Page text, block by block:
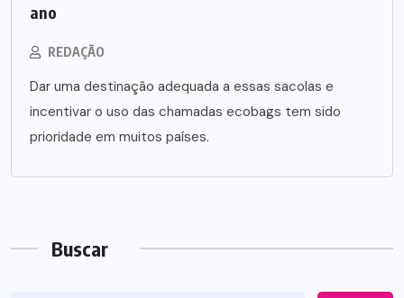
ano
REDAÇÃO
Dar uma destinação adequada a essas sacolas e
incentivar o uso das chamadas ecobags tem sido
prioridade em muitos países.
Buscar